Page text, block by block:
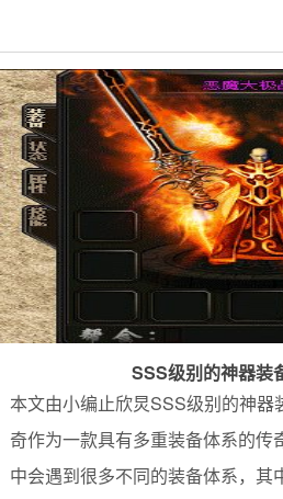
SSS级别的神器装
本文由小编止欣炅SSS级别的神器
奇作为一款具有多重装备体系的传
中会遇到很多不同的装备体系，其